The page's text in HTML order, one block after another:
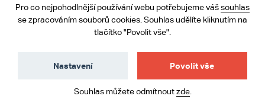
Obchodní podmínky
Ochrana osobních údajů
Pro co nejpohodlnější používání webu potřebujeme vášsouhlas
se zpracováním souborů cookies. Souhlas udělíte kliknutím na
tlačítko "Povolit vše".
Povolit vše
Nastavení
Souhlas můžete odmítnoutzde.